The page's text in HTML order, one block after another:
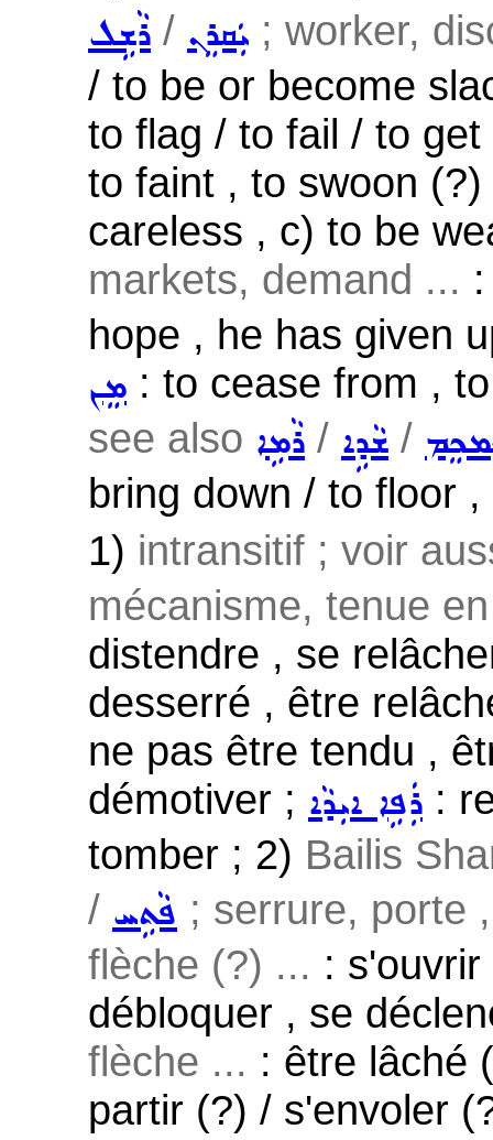
ܪܵܫܹܠ / ܝܲܩܪܸܢ ; worker,
/ to be or become
to flag / to fail / to
to faint , to swoon
careless , c) to be
markets, demand ...
hope , he has given
ܡܸܢ : to cease from ,
see also ܪܵܡܹܐ / ܫܵܕܹܐ /
bring down / to floor
1) intransitif ; voir
mécanisme, tenue
distendre , se
desserré , être
ne pas être tendu ,
démotiver ; ܪܲܦܹܐ ܐܝܼܕܵܐ :
tomber ; 2) Bailis
/ ܦܵܬܹܚ ; serrure, porte
flèche (?) ... :
débloquer , se
flèche ... : être lâché
partir (?) / s'envoler